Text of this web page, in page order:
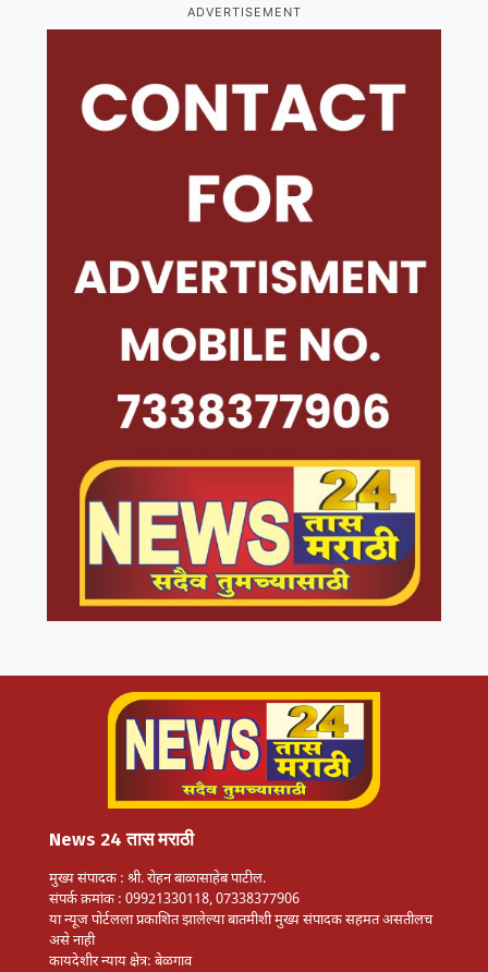
ADVERTISEMENT
News 24 तास मराठी
मुख्य संपादक : श्री. रोहन बाळासाहेब पाटील.
संपर्क क्रमांक : 09921330118, 07338377906
या न्यूज पोर्टलला प्रकाशित झालेल्या बातमीशी मुख्य संपादक सहमत असतीलच
असे नाही
कायदेशीर न्याय क्षेत्र: बेळगाव